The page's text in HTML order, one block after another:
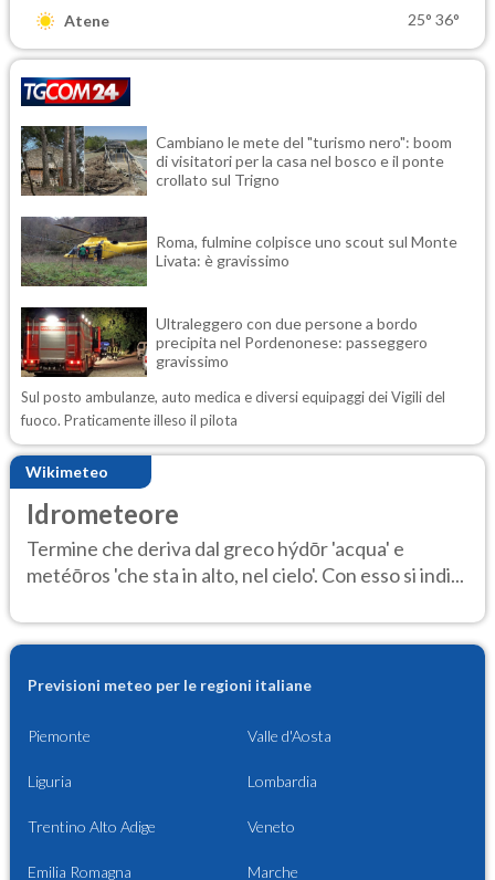
Atene 25° 36°
Cambiano le mete del "turismo nero": boom
di visitatori per la casa nel bosco e il ponte
crollato sul Trigno
Roma, fulmine colpisce uno scout sul Monte
Livata: è gravissimo
Ultraleggero con due persone a bordo
precipita nel Pordenonese: passeggero
gravissimo
Sul posto ambulanze, auto medica e diversi equipaggi dei Vigili del
fuoco. Praticamente illeso il pilota
Wikimeteo
Idrometeore
Termine che deriva dal greco hýdōr 'acqua' e
metéōros 'che sta in alto, nel cielo'. Con esso si indi...
Previsioni meteo per le regioni italiane
Piemonte Valle d'Aosta
Liguria Lombardia
Trentino Alto Adige Veneto
Emilia Romagna Marche